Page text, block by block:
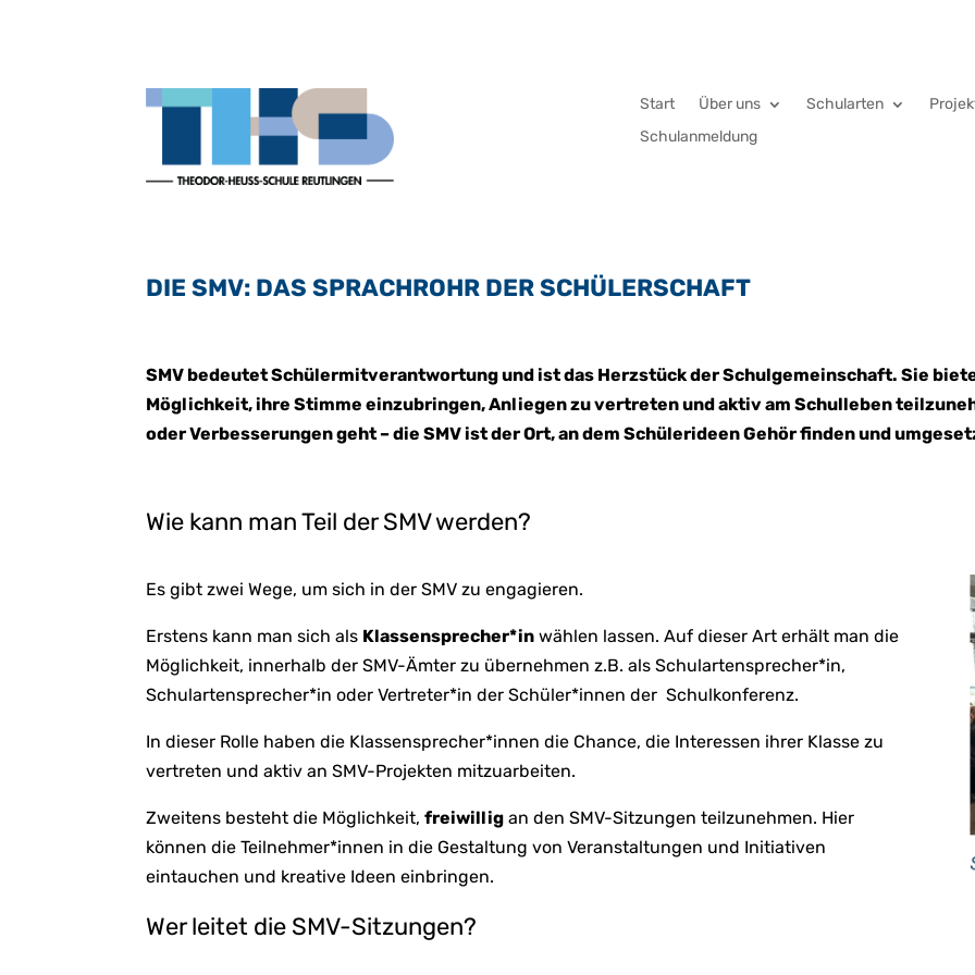
Start Über uns Schularten
Schulanmeldung
DIE SMV: DAS SPRACHROHR DER SCHÜLERSCHAFT
SMV bedeutet Schülermitverantwortung und ist das Herzstück der Schulgemeinschaft. Sie
Möglichkeit, ihre Stimme einzubringen, Anliegen zu vertreten und aktiv am Schulleben
oder Verbesserungen geht – die SMV ist der Ort, an dem Schülerideen Gehör finden und
Wie kann man Teil der SMV werden?
Es gibt zwei Wege, um sich in der SMV zu engagieren.
Erstens kann man sich als Klassensprecher*in wählen lassen. Auf dieser Art erhält man die
Möglichkeit, innerhalb der SMV-Ämter zu übernehmen z.B. als Schulartensprecher*in,
Schulartensprecher*in oder Vertreter*in der Schüler*innen der Schulkonferenz.
In dieser Rolle haben die Klassensprecher*innen die Chance, die Interessen ihrer Klasse zu
vertreten und aktiv an SMV-Projekten mitzuarbeiten.
Zweitens besteht die Möglichkeit,freiwillig an den SMV-Sitzungen teilzunehmen. Hier
können die Teilnehmer*innen in die Gestaltung von Veranstaltungen und Initiativen
eintauchen und kreative Ideen einbringen.
Wer leitet die SMV-Sitzungen?